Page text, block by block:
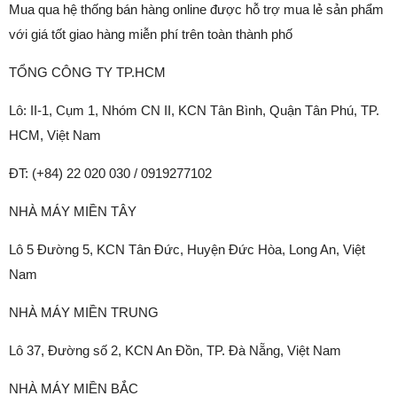
Mua qua hệ thống bán hàng online được hỗ trợ mua lẻ sản phẩm
với giá tốt giao hàng miễn phí trên toàn thành phố
TỔNG CÔNG TY TP.HCM
Lô: II-1, Cụm 1, Nhóm CN II, KCN Tân Bình, Quận Tân Phú, TP.
HCM, Việt Nam
ĐT: (+84) 22 020 030 / 0919277102
NHÀ MÁY MIỀN TÂY
Lô 5 Đường 5, KCN Tân Đức, Huyện Đức Hòa, Long An, Việt
Nam
NHÀ MÁY MIỀN TRUNG
Lô 37, Đường số 2, KCN An Đồn, TP. Đà Nẵng, Việt Nam
NHÀ MÁY MIỀN BẮC